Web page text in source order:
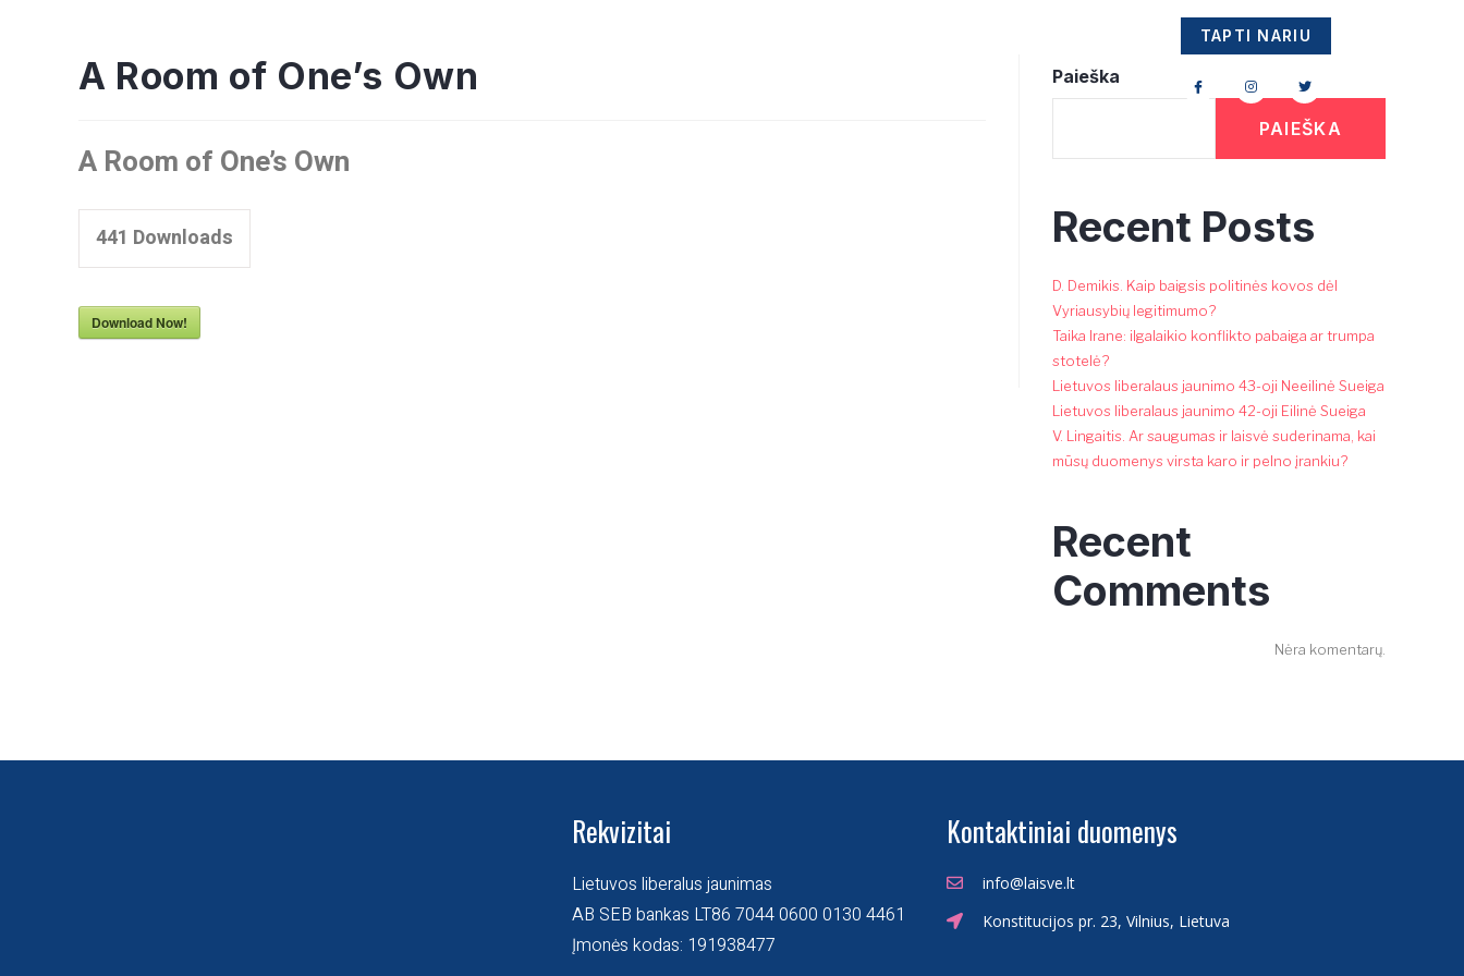
TAPTI NARIU
A Room of One’s Own
A Room of One’s Own
441 Downloads
Download Now!
Paieška
PAIEŠKA
Recent Posts
D. Demikis. Kaip baigsis politinės kovos dėl
Vyriausybių legitimumo?
Taika Irane: ilgalaikio konflikto pabaiga ar trumpa
stotelė?
Lietuvos liberalaus jaunimo 43-oji Neeilinė Sueiga
Lietuvos liberalaus jaunimo 42-oji Eilinė Sueiga
V. Lingaitis. Ar saugumas ir laisvė suderinama, kai
mūsų duomenys virsta karo ir pelno įrankiu?
Recent
Comments
Nėra komentarų.
Rekvizitai
Lietuvos liberalus jaunimas
AB SEB bankas LT86 7044 0600 0130 4461
Įmonės kodas: 191938477
Kontaktiniai duomenys
info@laisve.lt
Konstitucijos pr. 23, Vilnius, Lietuva